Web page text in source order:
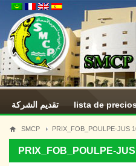
تقديم الشركة lista de
SMCP